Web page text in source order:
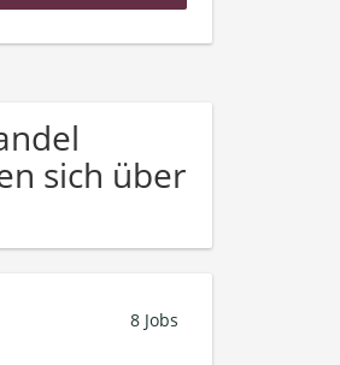
sich über
8 Jobs